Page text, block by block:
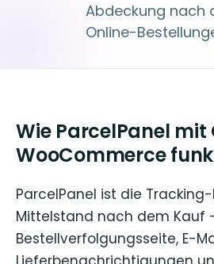
Abdeckung nach
Online-
Wie ParcelPanel mit
WooCommerce
ParcelPanel ist die
Mittelstand nach dem Kauf
Bestellverfolgungsseite, E-